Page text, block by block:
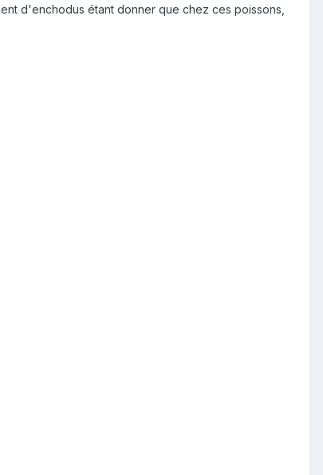
d'enchodus étant donner que chez ces poissons,